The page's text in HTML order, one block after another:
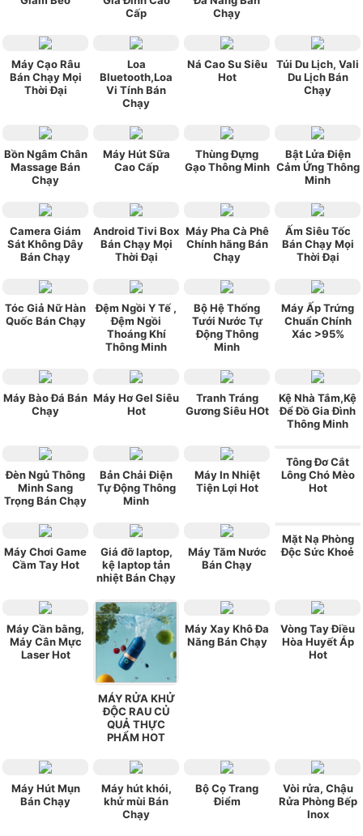
Cấp
Chạy
Máy Cạo Râu
Bán Chạy Mọi
Thời Đại
Loa
Bluetooth,Loa
Vi Tính Bán
Chạy
Ná Cao Su Siêu
Hot
Túi Du Lịch, Vali
Du Lịch Bán
Chạy
Bồn Ngâm Chân
Massage Bán
Chạy
Máy Hút Sữa
Cao Cấp
Thùng Đựng
Gạo Thông Minh
Bật Lửa Điện
Cảm Ứng Thông
Minh
Camera Giám
Sát Không Dây
Bán Chạy
Android Tivi Box
Bán Chạy Mọi
Thời Đại
Máy Pha Cà Phê
Chính hãng Bán
Chạy
Ấm Siêu Tốc
Bán Chạy Mọi
Thời Đại
Tóc Giả Nữ Hàn
Quốc Bán Chạy
Đệm Ngồi Y Tế ,
Đệm Ngồi
Thoáng Khí
Thông Minh
Bộ Hệ Thống
Tưới Nước Tự
Động Thông
Minh
Máy Ấp Trứng
Chuẩn Chính
Xác >95%
Máy Bào Đá Bán
Chạy
Máy Hơ Gel Siêu
Hot
Tranh Tráng
Gương Siêu HOt
Kệ Nhà Tắm,Kệ
Để Đồ Gia Đình
Thông Minh
Đèn Ngủ Thông
Minh Sang
Trọng Bán Chạy
Bản Chải Điện
Tự Động Thông
Minh
Máy In Nhiệt
Tiện Lợi Hot
Tông Đơ Cắt
Lông Chó Mèo
Hot
Máy Chơi Game
Cầm Tay Hot
Giá đỡ laptop,
kệ laptop tản
nhiệt Bán Chạy
Máy Tăm Nước
Bán Chạy
Mặt Nạ Phòng
Độc Sức Khoẻ
Máy Cần bằng,
Máy Cân Mực
Laser Hot
MÁY RỬA KHỬ
ĐỘC RAU CỦ
QUẢ THỰC
PHẨM HOT
Máy Xay Khô Đa
Năng Bán Chạy
Vòng Tay Điều
Hòa Huyết Áp
Hot
Máy Hút Mụn
Bán Chạy
Máy hút khói,
khử mùi Bán
Chạy
Bộ Cọ Trang
Điểm
Vòi rửa, Chậu
Rửa Phòng Bếp
Inox